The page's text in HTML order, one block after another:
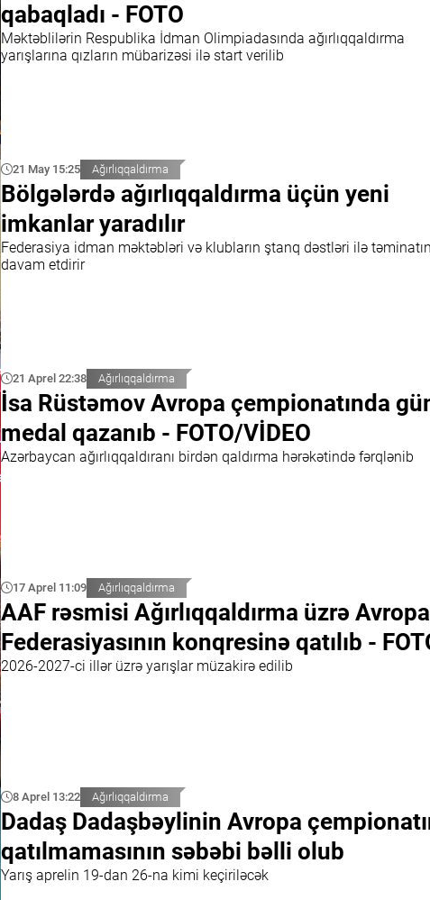
qabaqladı - FOTO
Məktəblilərin Respublika İdman Olimpiadasında ağırlıqqaldırma
yarışlarına qızların mübarizəsi ilə start verilib
21 May 15:25 Ağırlıqqaldırma
Bölgələrdə ağırlıqqaldırma üçün yeni
imkanlar yaradılır
Federasiya idman məktəbləri və klubların ştanq dəstləri ilə
davam etdirir
21 Aprel 22:38 Ağırlıqqaldırma
İsa Rüstəmov Avropa çempionatında
medal qazanıb - FOTO/VİDEO
Azərbaycan ağırlıqqaldıranı birdən qaldırma hərəkətində fərqlənib
17 Aprel 11:09 Ağırlıqqaldırma
AAF rəsmisi Ağırlıqqaldırma üzrə Avropa
Federasiyasının konqresinə qatılıb -
2026-2027-ci illər üzrə yarışlar müzakirə edilib
8 Aprel 13:22 Ağırlıqqaldırma
Dadaş Dadaşbəylinin Avropa
qatılmamasının səbəbi bəlli olub
Yarış aprelin 19-dan 26-na kimi keçiriləcək